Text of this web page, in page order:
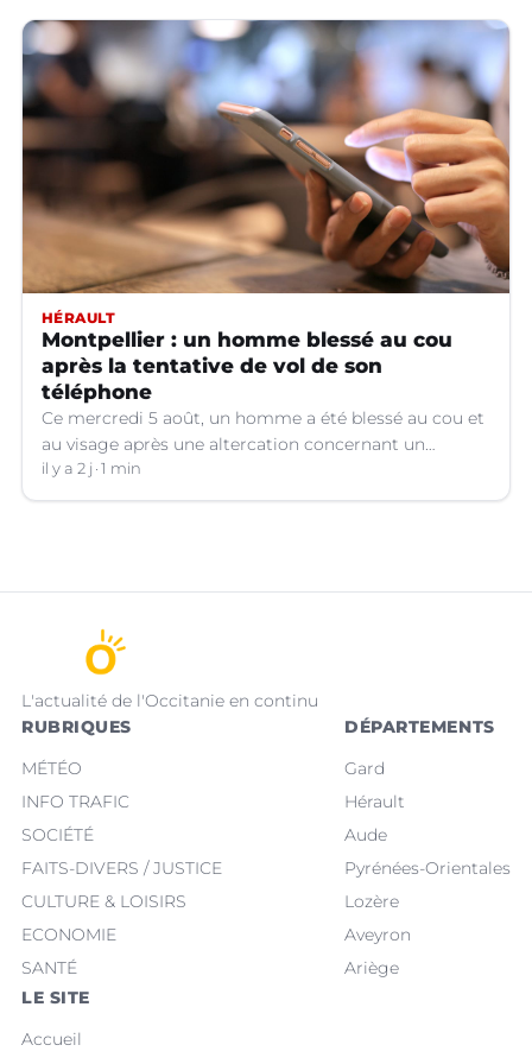
HÉRAULT
Montpellier : un homme blessé au cou
après la tentative de vol de son
téléphone
Ce mercredi 5 août, un homme a été blessé au cou et
au visage après une altercation concernant un
téléphone portable à Montpellier (Hérault).
il y a 2 j 1 min
L'actualité de l'Occitanie en continu
RUBRIQUES
MÉTÉO
INFO TRAFIC
SOCIÉTÉ
FAITS-DIVERS / JUSTICE
CULTURE & LOISIRS
ECONOMIE
SANTÉ
DÉPARTEMENTS
Gard
Hérault
Aude
Pyrénées-Orientales
Lozère
Aveyron
Ariège
LE SITE
Accueil